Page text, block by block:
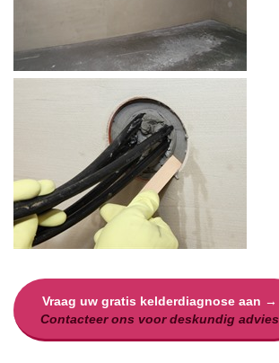
Vraag uw gratis kelderdiagnose aan →
Contacteer ons voor deskundig advies